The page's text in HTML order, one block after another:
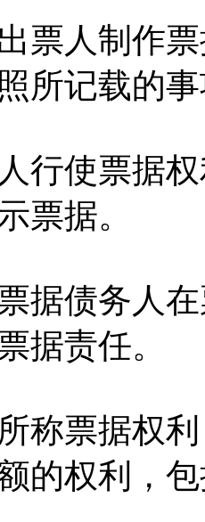
人制作票
所记载的
使票据权
票据。
债务人在
据责任。
票据权利
的权利，